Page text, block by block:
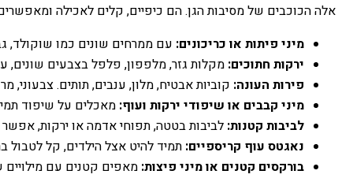
אלה הכוכבים של מסיבות הגן. הם כיפיים, קלים לאכילה
מיני פיתות או כריכונים: עם ממרחים שונים כמו שוקולד,
ירקות חתוכים: מקלות גזר, מלפפון, פלפל בצבעים שונים,
פירות העונה: קוביות אבטיח, מלון, ענבים, תותים. צבעוני,
מיני קבבים או שיפודי ירקות ועוף: מאכלים על שיפוד
לביבות קטנות: לביבות בטטה, תפוחי אדמה או ירקות, אפשר
נאגטס עוף קריספיים: תמיד להיט אצל הילדים, קל לטבול
בורקסים קטנים או מיני פיצות: מאפים קטנים עם מילויים